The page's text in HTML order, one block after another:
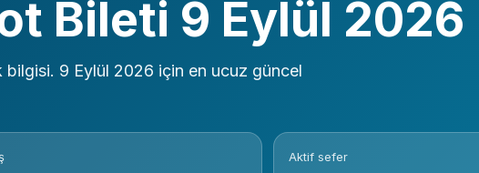
Bileti 9 Eylül 2026
bilgisi. 9 Eylül 2026 için en ucuz güncel
Aktif sefer